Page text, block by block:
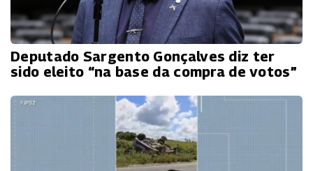
Deputado Sargento Gonçalves diz ter
sido eleito “na base da compra de votos”